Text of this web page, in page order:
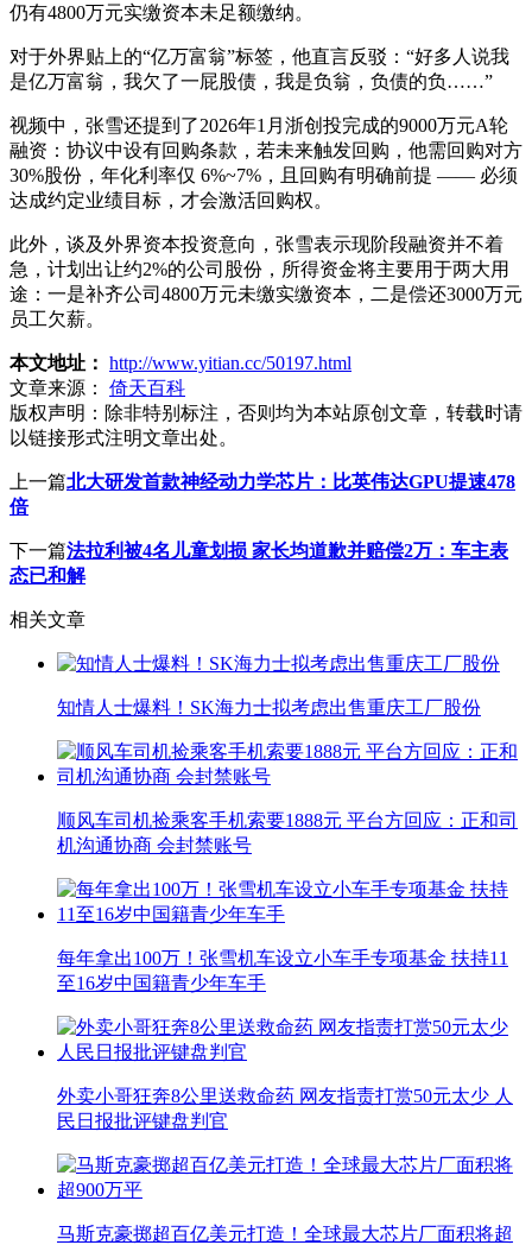
仍有4800万元实缴资本未足额缴纳。
对于外界贴上的“亿万富翁”标签，他直言反驳：“好多人说我
是亿万富翁，我欠了一屁股债，我是负翁，负债的负……”
视频中，张雪还提到了2026年1月浙创投完成的9000万元A轮
融资：协议中设有回购条款，若未来触发回购，他需回购对方
30%股份，年化利率仅 6%~7%，且回购有明确前提 —— 必须
达成约定业绩目标，才会激活回购权。
此外，谈及外界资本投资意向，张雪表示现阶段融资并不着
急，计划出让约2%的公司股份，所得资金将主要用于两大用
途：一是补齐公司4800万元未缴实缴资本，二是偿还3000万元
员工欠薪。
本文地址： http://www.yitian.cc/50197.html
文章来源：
倚天百科
版权声明： 除非特别标注，否则均为本站原创文章，转载时请
以链接形式注明文章出处。
上一篇北大研发首款神经动力学芯片：比英伟达GPU提速478
倍
下一篇法拉利被4名儿童划损 家长均道歉并赔偿2万：车主表
态已和解
相关文章
知情人士爆料！SK海力士拟考虑出售重庆工厂股份
顺风车司机捡乘客手机索要1888元 平台方回应：正和司
机沟通协商 会封禁账号
每年拿出100万！张雪机车设立小车手专项基金 扶持11
至16岁中国籍青少年车手
外卖小哥狂奔8公里送救命药 网友指责打赏50元太少 人
民日报批评键盘判官
马斯克豪掷超百亿美元打造！全球最大芯片厂面积将超